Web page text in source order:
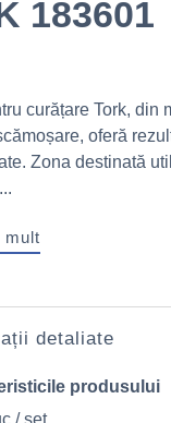
183601
curățare Tork,
oferă
Zona destinată
mult
detaliate
produsului
/ set